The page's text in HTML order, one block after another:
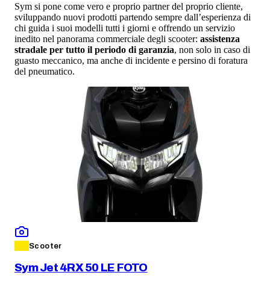
Sym si pone come vero e proprio partner del proprio cliente,
sviluppando nuovi prodotti partendo sempre dall’esperienza di
chi guida i suoi modelli tutti i giorni e offrendo un servizio
inedito nel panorama commerciale degli scooter: assistenza
stradale per tutto il periodo di garanzia, non solo in caso di
guasto meccanico, ma anche di incidente e persino di foratura
del pneumatico.
Scooter
Sym Jet 4RX 50 LE FOTO